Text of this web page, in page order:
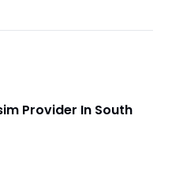
Provider In South